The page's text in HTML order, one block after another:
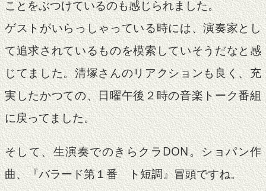
ことをぶつけているのも感じられました。
ゲストがいらっしゃっている時には、演奏家とし
て追求されているものを模索していそうだなと感
じてました。清塚さんのリアクションも良く、充
実したかつての、日曜午後２時の音楽トーク番組
に戻ってました。
そして、生演奏でのきらクラDON。ショパン作
曲、『バラード第１番 ト短調』冒頭ですね。